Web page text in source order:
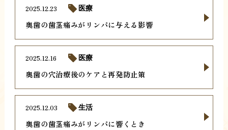
奥歯の歯茎痛みがリンパに与える影響
2025.12.23 医療
奥歯の穴治療後のケアと再発防止策
2025.12.16 医療
奥歯の歯茎痛みがリンパに響くとき
2025.12.03 生活